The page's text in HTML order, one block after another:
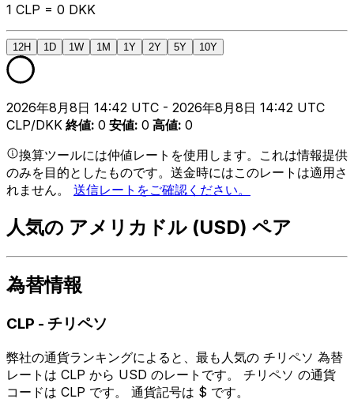
1 CLP = 0 DKK
12H 1D 1W 1M 1Y 2Y 5Y 10Y
2026年8月8日 14:42 UTC - 2026年8月8日 14:42 UTC
CLP/DKK 終値: 0 安値: 0 高値: 0
換算ツールには仲値レートを使用します。これは情報提供
のみを目的としたものです。送金時にはこのレートは適用さ
れません。 送信レートをご確認ください。
人気の アメリカドル (USD) ペア
為替情報
CLP - チリペソ
弊社の通貨ランキングによると、最も人気の チリペソ 為替
レートは CLP から USD のレートです。 チリペソ の通貨
コードは CLP です。 通貨記号は $ です。